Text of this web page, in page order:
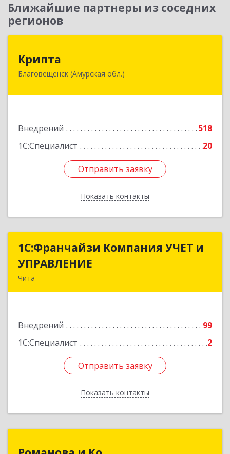
Ближайшие партнеры из соседних
регионов
Крипта
Благовещенск (Амурская обл.)
Внедрений
518
1С:Специалист
20
Отправить заявку
Показать контакты
675000, Амурская обл, Благовещенск г,
Отправить заявку
Назад
1С:Франчайзи Компания УЧЕТ и
УПРАВЛЕНИЕ
Чита
Внедрений
99
1С:Специалист
2
Отправить заявку
Показать контакты
1С:Франчайзи Компания УЧЕТ и
Подробнее
Отправить заявку
Назад